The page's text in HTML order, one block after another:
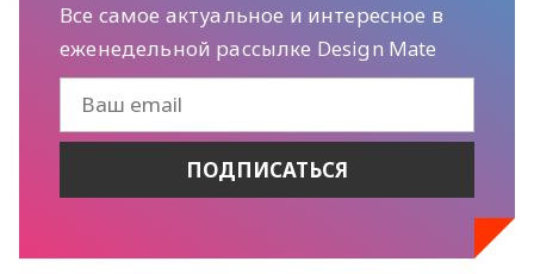
Все самое актуальное и интересное в
еженедельной рассылке Design Mate